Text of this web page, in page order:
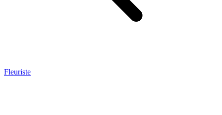
Fleuriste